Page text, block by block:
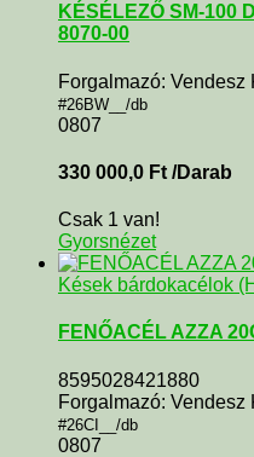
KÉSÉLEZŐ SM-100
8070-00
Forgalmazó:
#26BW__/db
0807
330 000,0 Ft /Darab
Csak 1 van!
Gyorsnézet
Kések bárdokacélok
FENŐACÉL AZZA
8595028421880
Forgalmazó:
#26CI__/db
0807